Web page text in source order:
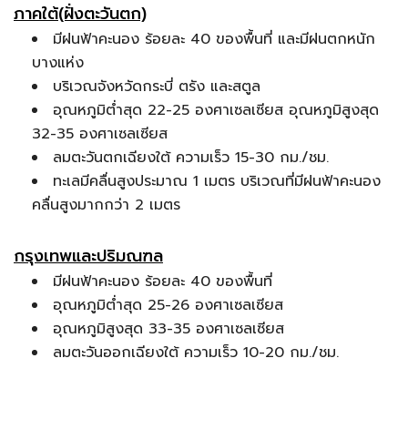
ภาคใต้(ฝั่งตะวันตก)
มีฝนฟ้าคะนอง ร้อยละ 40 ของพื้นที่ และมีฝนตกหนัก
บางแห่ง
บริเวณจังหวัดกระบี่ ตรัง และสตูล
อุณหภูมิต่ำสุด 22-25 องศาเซลเซียส อุณหภูมิสูงสุด
32-35 องศาเซลเซียส
ลมตะวันตกเฉียงใต้ ความเร็ว 15-30 กม./ชม.
ทะเลมีคลื่นสูงประมาณ 1 เมตร บริเวณที่มีฝนฟ้าคะนอง
คลื่นสูงมากกว่า 2 เมตร
กรุงเทพและปริมณฑล
มีฝนฟ้าคะนอง ร้อยละ 40 ของพื้นที่
อุณหภูมิต่ำสุด 25-26 องศาเซลเซียส
อุณหภูมิสูงสุด 33-35 องศาเซลเซียส
ลมตะวันออกเฉียงใต้ ความเร็ว 10-20 กม./ชม.